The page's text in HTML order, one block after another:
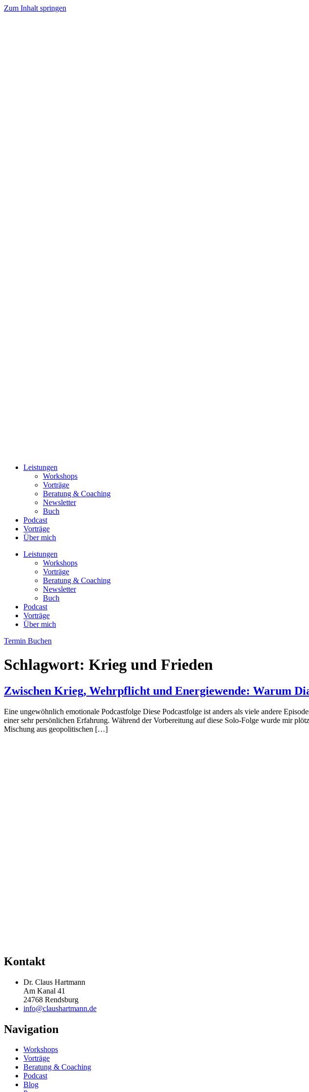
Zum Inhalt springen
Leistungen
Workshops
Vorträge
Beratung & Coaching
Newsletter
Buch
Podcast
Vorträge
Über mich
Leistungen
Workshops
Vorträge
Beratung & Coaching
Newsletter
Buch
Podcast
Vorträge
Über mich
Termin Buchen
Schlagwort: Krieg und Frieden
Zwischen Krieg, Wehrpflicht und Energiewende: Warum
Eine ungewöhnlich emotionale Podcastfolge Diese Podcastfolge ist anders als viele andere
einer sehr persönlichen Erfahrung. Während der Vorbereitung auf diese Solo-Folge wurde mir
Mischung aus geopolitischen […]
Kontakt
Dr. Claus Hartmann
Am Kanal 41
24768 Rendsburg
info@claushartmann.de
Navigation
Workshops
Vorträge
Beratung & Coaching
Podcast
Blog